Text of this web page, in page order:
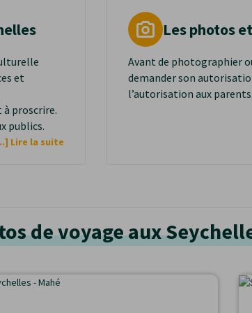
et
à proscrire.
publics.
et
Lire la suite
Les photos
Avant de photographier
demander son
l’autorisation aux
de voyage aux